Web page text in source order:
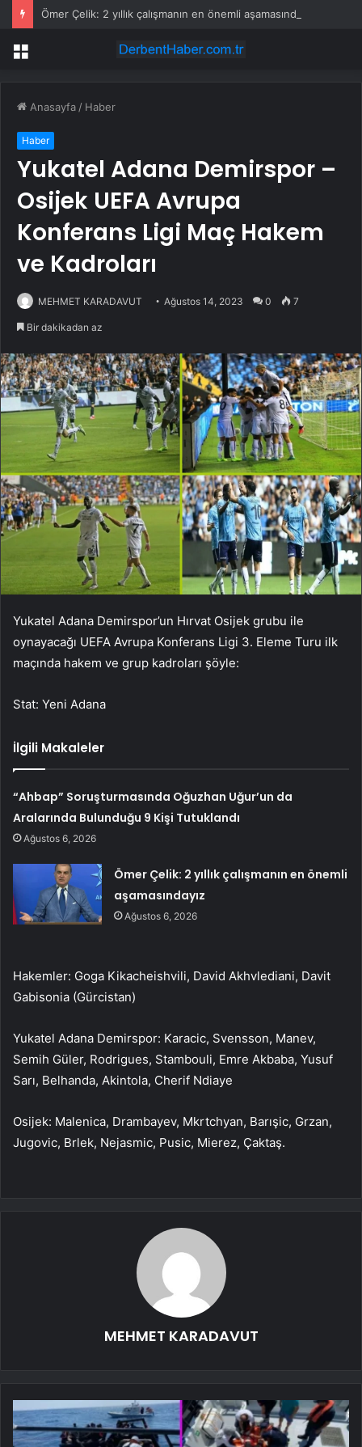
Ömer Çelik: 2 yıllık çalışmanın en önemli aşamasındayız
Menü
Anasayfa / Haber
Haber
Yukatel Adana Demirspor –
Osijek UEFA Avrupa
Konferans Ligi Maç Hakem
ve Kadroları
MEHMET KARADAVUT Ağustos 14, 2023 0 7
Bir dakikadan az
Yukatel Adana Demirspor’un Hırvat Osijek grubu ile
oynayacağı UEFA Avrupa Konferans Ligi 3. Eleme Turu ilk
maçında hakem ve grup kadroları şöyle:
Stat: Yeni Adana
İlgili Makaleler
“Ahbap” Soruşturmasında Oğuzhan Uğur’un da
Aralarında Bulunduğu 9 Kişi Tutuklandı
Ağustos 6, 2026
Ömer Çelik: 2 yıllık çalışmanın en önemli
aşamasındayız
Ağustos 6, 2026
Hakemler: Goga Kikacheishvili, David Akhvlediani, Davit
Gabisonia (Gürcistan)
Yukatel Adana Demirspor: Karacic, Svensson, Manev,
Semih Güler, Rodrigues, Stambouli, Emre Akbaba, Yusuf
Sarı, Belhanda, Akintola, Cherif Ndiaye
Osijek: Malenica, Drambayev, Mkrtchyan, Barışic, Grzan,
Jugovic, Brlek, Nejasmic, Pusic, Mierez, Çaktaş.
MEHMET KARADAVUT